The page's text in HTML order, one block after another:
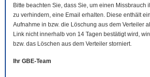
Bitte beachten Sie, dass Sie, um einen Missbrauch
zu verhindern, eine Email erhalten. Diese enthält
Aufnahme in bzw. die Löschung aus dem Verteiler
Link nicht innerhalb von 14 Tagen bestätigt wird,
bzw. das Löschen aus dem Verteiler storniert.
Ihr GBE-Team